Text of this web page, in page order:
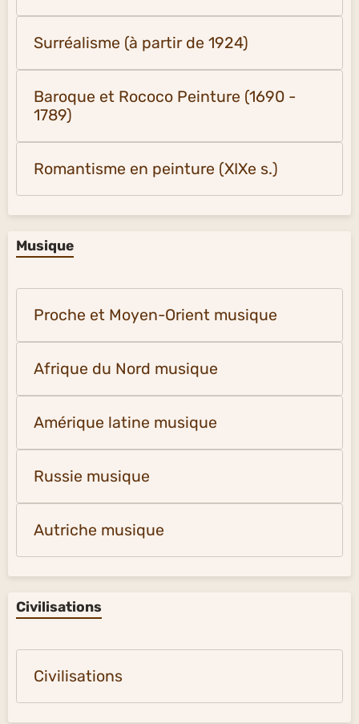
Surréalisme (à partir de 1924)
Baroque et Rococo Peinture (1690 -
1789)
Romantisme en peinture (XIXe s.)
Musique
Proche et Moyen-Orient musique
Afrique du Nord musique
Amérique latine musique
Russie musique
Autriche musique
Civilisations
Civilisations